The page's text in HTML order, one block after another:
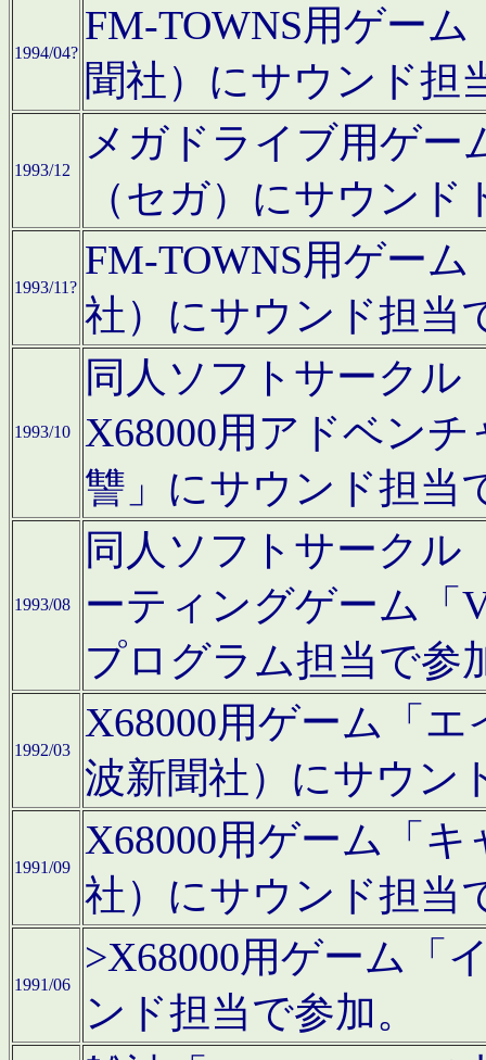
1994/04?
FM-TOWNS用ゲー
聞社）にサウンド担
1993/12
メガドライブ用ゲー
（セガ）にサウン
1993/11?
FM-TOWNS用ゲー
社）にサウンド担当
1993/10
同人ソフトサークル
X68000用アドベン
讐」にサウンド担当
1993/08
同人ソフトサークル
ーティングゲーム「
プログラム担当で参
1992/03
X68000用ゲーム「
波新聞社）にサウン
1991/09
X68000用ゲーム「
社）にサウンド担当
1991/06
>X68000用ゲーム「
ンド担当で参加。